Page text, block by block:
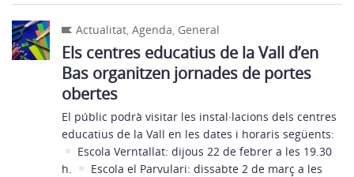
Actualitat,Agenda, General
Els centres educatius de la Vall d’en
Bas organitzen jornades de portes
obertes
El públic podrà visitar les instal·lacions dels centres
educatius de la Vall en les dates i horaris següents:
Escola Verntallat: dijous 22 de febrer a les 19.30
h.
Escola el Parvulari: dissabte 2 de març a les